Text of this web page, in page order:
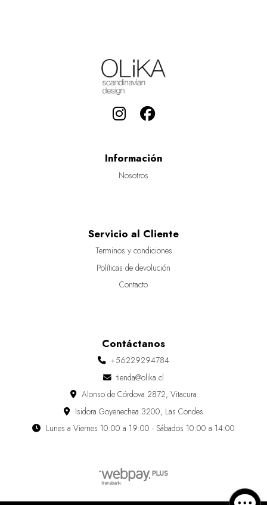
Información
Nosotros
Servicio al Cliente
Terminos y condiciones
Políticas de devolución
Contacto
Contáctanos
+56229294784
tienda@olika.cl
Alonso de Córdova 2872, Vitacura
Isidora Goyenechea 3200, Las Condes
Lunes a Viernes 10:00 a 19:00 - Sábados 10:00 a 14:00